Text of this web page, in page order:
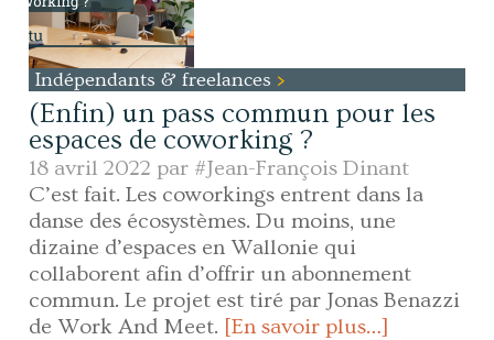
Indépendants & freelances
(Enfin) un pass commun pour les
espaces de coworking ?
18 avril 2022 par #Jean-François Dinant
C’est fait. Les coworkings entrent dans la
danse des écosystèmes. Du moins, une
dizaine d’espaces en Wallonie qui
collaborent afin d’offrir un abonnement
commun. Le projet est tiré par Jonas Benazzi
de Work And Meet. [En savoir plus…]